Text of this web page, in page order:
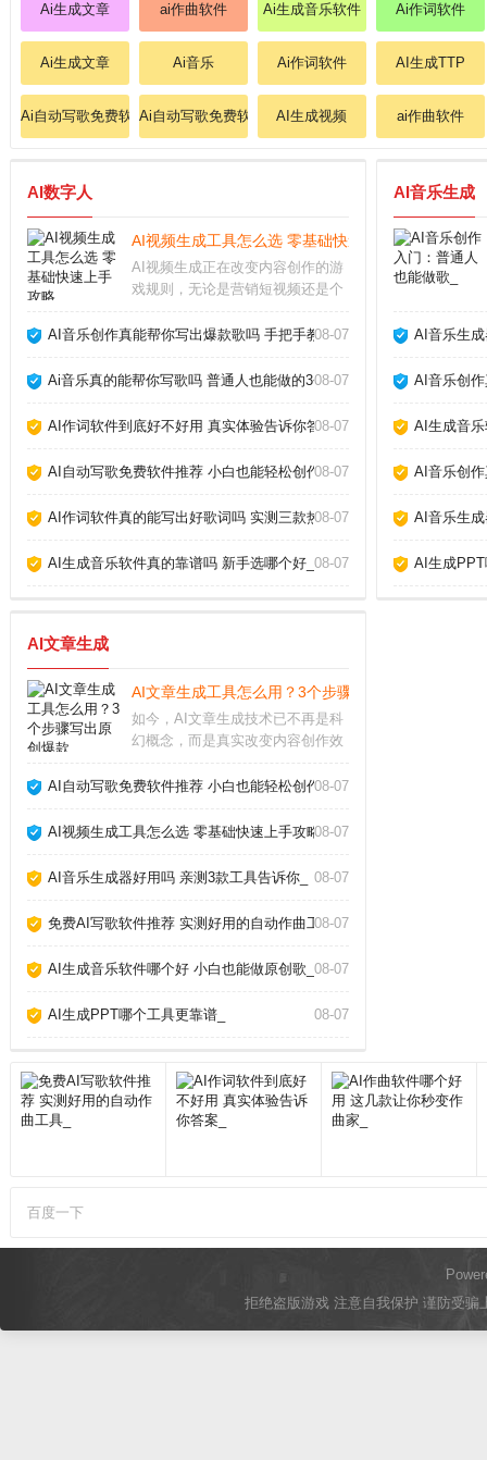
Ai生成文章 ai作曲软件 Ai生成音乐软件 Ai作词软件
Ai生成文章 Ai音乐 Ai作词软件 AI生成TTP
Ai自动写歌免费软件Ai自动写歌免费软件 AI生成视频 ai作曲软件
AI数字人
AI视频生成工具怎么选 零基础快速上手攻略_
AI视频生成正在改变内容创作的游
戏规则，无论是营销短视频还是个
高质量画面。作为长期使用各类AI
方法，效率能提升十倍以上。AI视
AI音乐创作真能帮你写出爆款歌吗 手把手教你玩转AI作歌_
08-07
Ai音乐真的能帮你写歌吗 普通人也能做的3个神器_
08-07
AI作词软件到底好不好用 真实体验告诉你答案_
08-07
AI自动写歌免费软件推荐 小白也能轻松创作_08-07
AI作词软件真的能写出好歌词吗 实测三款热门工具告诉你答案_
08-07
AI生成音乐软件真的靠谱吗 新手选哪个好_ 08-07
AI音乐生成
AI音乐生
AI音乐创
AI生成音
AI音乐创
AI音乐生
AI生成
AI文章生成
AI文章生成工具怎么用？3个步骤写出原创爆款_
如今，AI文章生成技术已不再是科
幻概念，而是真实改变内容创作效
案，越来越多人开始借助AI写稿、
人仍困惑：AI写出来的文章会不会
AI自动写歌免费软件推荐 小白也能轻松创作_08-07
AI视频生成工具怎么选 零基础快速上手攻略_08-07
AI音乐生成器好用吗 亲测3款工具告诉你_ 08-07
免费AI写歌软件推荐 实测好用的自动作曲工具_
08-07
AI生成音乐软件哪个好 小白也能做原创歌_ 08-07
AI生成PPT哪个工具更靠谱_ 08-07
百度一下
拒绝盗版游戏 注意自我保护 谨防受